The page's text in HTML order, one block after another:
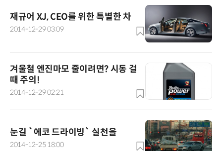
재규어 XJ, CEO를 위한 특별한 차
2014-12-29 03:09
겨울철 엔진마모 줄이려면? 시동 걸
때 주의!
2014-12-29 02:21
눈길 `에코 드라이빙` 실천을
2014-12-25 18:00